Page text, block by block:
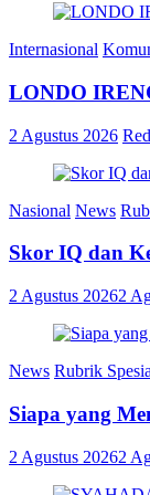
Internasional
LONDO
2 Agustus 2026
Nasional News
Skor IQ dan
2 Agustus 20262
News Rubrik
Siapa yang
2 Agustus 20262